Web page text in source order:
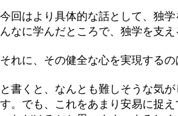
今回はより具体的な話として、独
んなに学んだところで、独学を支
それに、その健全な心を実現する
と書くと、なんとも難しそうな気
す。でも、これをあまり安易に捉